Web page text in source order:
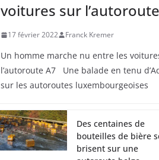
voitures sur l’autoroute
17 février 2022 Franck Kremer
Un homme marche nu entre les
l’autoroute A7 Une balade en tenu
sur les autoroutes luxembourgeoises
Des centaines de
bouteilles de bière
brisent sur une